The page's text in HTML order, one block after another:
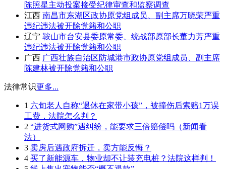
陈照星主动投案接受纪律审查和监察调查
江西 南昌市东湖区政协原党组成员、副主席万晓荣严重
违纪违法被开除党籍和公职
辽宁 鞍山市台安县委原常委、统战部原部长董力芳严重
违纪违法被开除党籍和公职
广西 广西壮族自治区防城港市政协原党组成员、副主席
陈建林被开除党籍和公职
法律常识更多...
1 六旬老人自称“退休在家带小孩”，被撞伤后索赔1万误
工费，法院怎么判？
2 “进货式网购”遇纠纷，能要求三倍赔偿吗（新闻看
法）
3 卖房后遇政府拆迁，卖方能反悔？
4 买了新能源车，物业却不让装充电桩？法院这样判！